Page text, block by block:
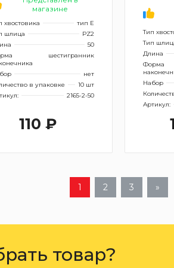
магазине
хвостовика
тип Е
шлица
PZ2
50
шестигранник
нет
в упаковке
10 шт
2165-2-50
110 ₽
Тип
Тип
Длина
Форма
Набор
Артикул:
1 2 3 »
товар?